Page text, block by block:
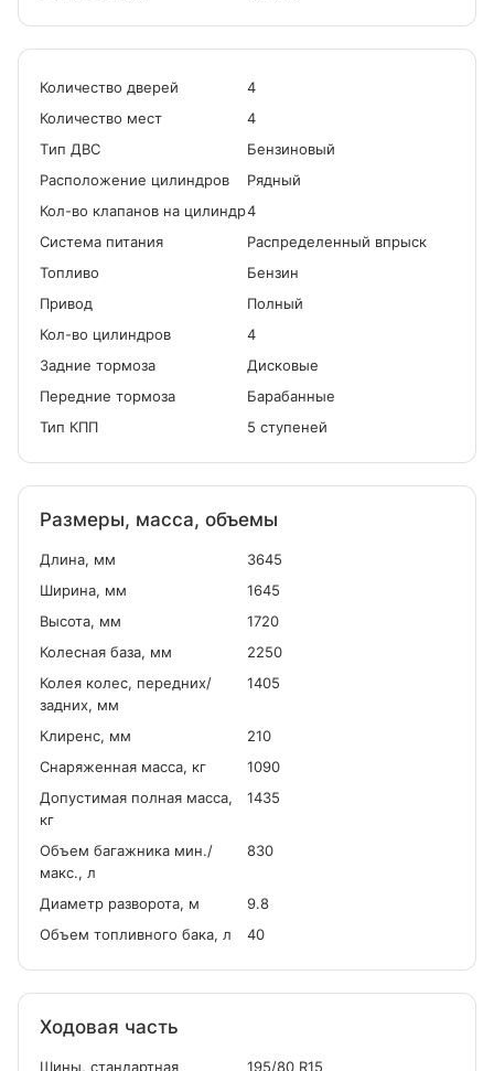
Количество дверей
4
Количество мест
4
Tип ДВС
Бензиновый
Расположение цилиндров
Рядный
Кол-во клапанов на цилиндр4
Система питания
Распределенный впрыск
Топливо
Бензин
Привод
Полный
Кол-во цилиндров
4
Задние тормоза
Дисковые
Передние тормоза
Барабанные
Тип КПП
5 ступеней
Размеры, масса, объемы
Длина, мм
3645
Ширина, мм
1645
Высота, мм
1720
Колесная база, мм
2250
Колея колес, передних/
задних, мм
1405
Клиренс, мм
210
Снаряженная масса, кг
1090
Допустимая полная масса,
кг
1435
Объем багажника мин./
макс., л
830
Диаметр разворота, м
9.8
Объем топливного бака, л
40
Ходовая часть
Шины, стандартная 195/80 R15